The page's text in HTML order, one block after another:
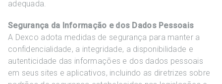
adequada.
Segurança da Informação e dos Dados Pessoais
A Dexco adota medidas de segurança para manter a
confidencialidade, a integridade, a disponibilidade e
autenticidade das informações e dos dados pessoais
em seus sites e aplicativos, incluindo as diretrizes sobre